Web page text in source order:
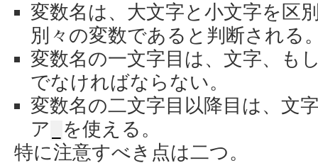
変数名は、大文字と小文字を区
別々の変数であると判断される
変数名の一文字目は、文字、も
でなければならない。
変数名の二文字目以降目は、文
ア
を使える。
特に注意すべき点は二つ。